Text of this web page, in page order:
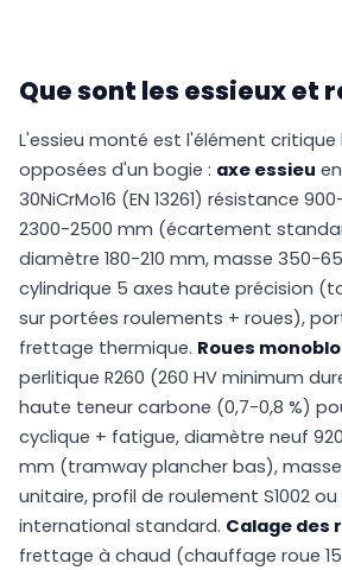
Que sont les essieux et
L'essieu monté est l'élément critique
opposées d'un bogie : axe essieu
30NiCrMo16 (EN 13261) résistance
2300-2500 mm (écartement
diamètre 180-210 mm, masse 350-
cylindrique 5 axes haute précision
sur portées roulements + roues),
frettage thermique. Roues
perlitique R260 (260 HV minimum
haute teneur carbone (0,7-0,8 %)
cyclique + fatigue, diamètre neuf
mm (tramway plancher bas),
unitaire, profil de roulement S1002 ou
international standard. Calage des
frettage à chaud (chauffage roue